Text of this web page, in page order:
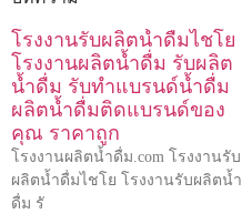
โรงงานรับผลิตน้ำดื่มไชโย
โรงงานผลิตน้ำดื่ม รับผลิต
น้ำดื่ม รับทำแบรนด์น้ำดื่ม
ผลิตน้ำดื่มติดแบรนด์ของ
คุณ ราคาถูก
โรงงานผลิตน้ำดื่ม.com โรงงานรับ
ผลิตน้ำดื่มไชโย โรงงานรับผลิตน้ำ
ดื่ม รั